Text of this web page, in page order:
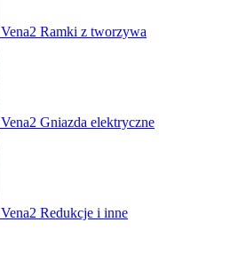
Vena2 Ramki z tworzywa
Vena2 Gniazda elektryczne
Vena2 Redukcje i inne